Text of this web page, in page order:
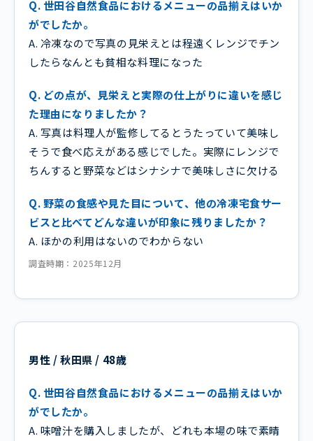
Q. 世田谷自然食品におけるメニューの品揃えはいか
がでしたか。
A. 冷凍なので写真の見栄えとは程遠くレンジでチン
したらなんとも貧相な料理になった
Q. どの点が、見栄えと実際の仕上がりに違いを感じ
た理由になりましたか？
A. 写真は料理人が監修してるとうたっていて美味し
そうで食べ応えがある感じでした。実際にレンジで
ちんすると野菜などはシナシナで美味しさに欠ける
Q. 野菜の食感や見た目について、他の冷凍宅食サー
ビスと比べてどんな違いが印象に残りましたか？
A. ほかの利用はないのでわからない
調査時期：2025年12月
男性 / 秋田県 / 48歳
Q. 世田谷自然食品におけるメニューの品揃えはいか
がでしたか。
A. 味噌汁を購入しましたが、どれも本場の味で素晴